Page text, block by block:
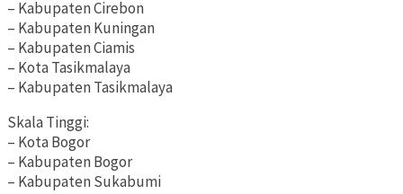
– Kabupaten Cirebon
– Kabupaten Kuningan
– Kabupaten Ciamis
– Kota Tasikmalaya
– Kabupaten Tasikmalaya
Skala Tinggi:
– Kota Bogor
– Kabupaten Bogor
– Kabupaten Sukabumi